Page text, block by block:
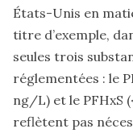
États-Unis en
titre d’exemple,
seules trois
réglementées : le
ng/L) et le PFHxS
reflètent pas